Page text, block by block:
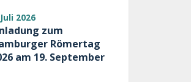
2026
zum
Römertag
am 19. September